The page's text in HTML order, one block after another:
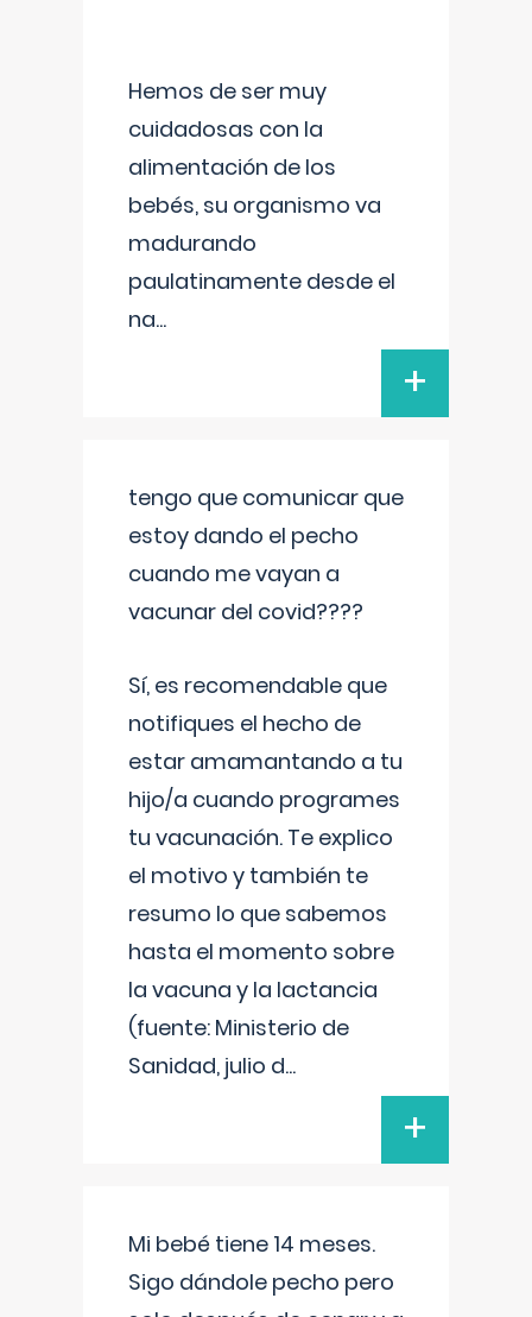
Hemos de ser muy
cuidadosas con la
alimentación de los
bebés, su organismo va
madurando
paulatinamente desde el
na...
+
tengo que comunicar que
estoy dando el pecho
cuando me vayan a
vacunar del covid????
Sí, es recomendable que
notifiques el hecho de
estar amamantando a tu
hijo/a cuando programes
tu vacunación. Te explico
el motivo y también te
resumo lo que sabemos
hasta el momento sobre
la vacuna y la lactancia
(fuente: Ministerio de
Sanidad, julio d...
+
Mi bebé tiene 14 meses.
Sigo dándole pecho pero